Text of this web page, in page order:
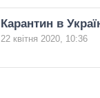
Карантин в
22 квітня 2020, 10:36